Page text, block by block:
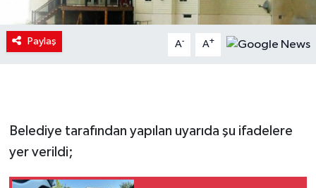
Paylaş A- A+
Belediye tarafından yapılan uyarıda şu ifadelere
yer verildi;